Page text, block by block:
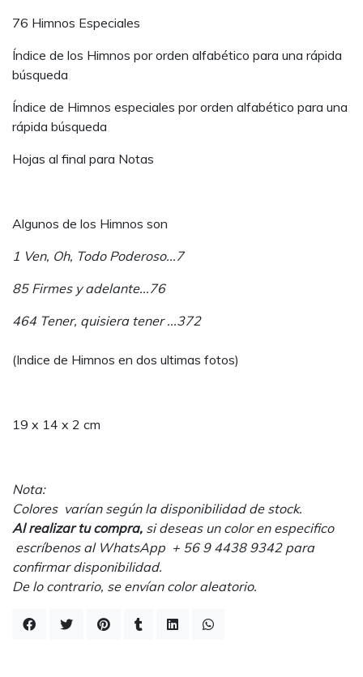
76 Himnos Especiales
Índice de los Himnos por orden alfabético para una rápida
búsqueda
Índice de Himnos especiales por orden alfabético para una
rápida búsqueda
Hojas al final para Notas
Algunos de los Himnos son
1 Ven, Oh, Todo Poderoso...7
85 Firmes y adelante...76
464 Tener, quisiera tener ...372
(Indice de Himnos en dos ultimas fotos)
19 x 14 x 2 cm
Nota:
Colores varían según la disponibilidad de stock.
Al realizar tu compra, si deseas un color en especifico
escríbenos al WhatsApp + 56 9 4438 9342 para
confirmar disponibilidad.
De lo contrario, se envían color aleatorio.